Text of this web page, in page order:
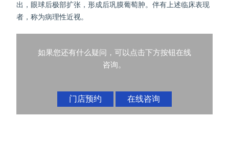
出，眼球后极部扩张，形成后巩膜葡萄肿。伴有上述临床表现
者，称为病理性近视。
如果您还有什么疑问，可以点击下方按钮在线
咨询。
门店预约 在线咨询